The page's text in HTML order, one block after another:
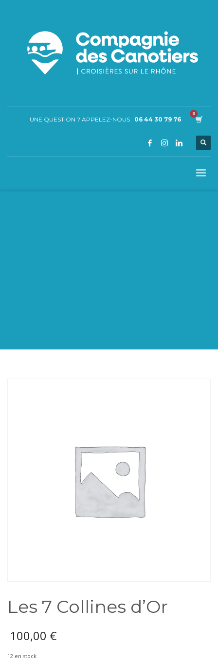
UNE QUESTION ? APPELEZ-NOUS : 06 44 30 79 76
Les 7 Collines d’Or
100,00 €
12 en stock